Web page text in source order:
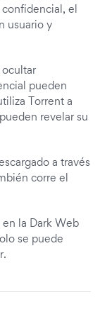
el
usuario y
ocultar
pueden
Torrent a
revelar su
a través
corre el
la Dark Web
se puede